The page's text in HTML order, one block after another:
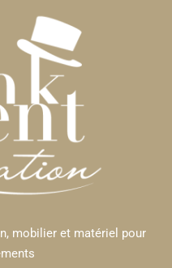
mobilier et matériel pour